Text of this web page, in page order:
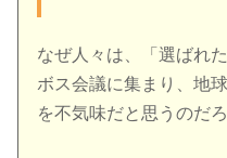
なぜ人々は、「選ばれ
ボス会議に集まり、地
を不気味だと思うのだ